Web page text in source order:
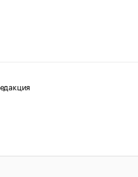
авторских прав